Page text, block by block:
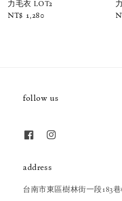
力毛衣 LOT2
Regular
NT$ 1,280
follow us
address
台南市東區樹林街一段183